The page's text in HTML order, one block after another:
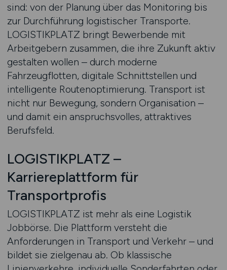
sind: von der Planung über das Monitoring bis
zur Durchführung logistischer Transporte.
LOGISTIKPLATZ bringt Bewerbende mit
Arbeitgebern zusammen, die ihre Zukunft aktiv
gestalten wollen – durch moderne
Fahrzeugflotten, digitale Schnittstellen und
intelligente Routenoptimierung. Transport ist
nicht nur Bewegung, sondern Organisation –
und damit ein anspruchsvolles, attraktives
Berufsfeld.
LOGISTIKPLATZ –
Karriereplattform für
Transportprofis
LOGISTIKPLATZ ist mehr als eine Logistik
Jobbörse. Die Plattform versteht die
Anforderungen in Transport und Verkehr – und
bildet sie zielgenau ab. Ob klassische